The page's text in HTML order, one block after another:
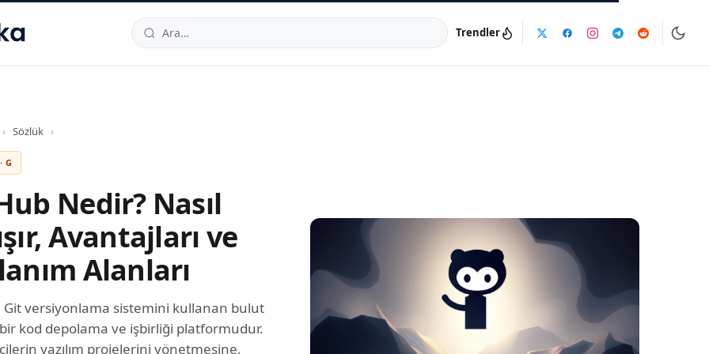
34520TRTelefon:0850 444 30 49E-posta:info@dijinika.net
Trendler
› Sözlük ›
G
Nedir? Nasıl
Avantajları ve
Alanları
Git versiyonlama sistemini kullanan bulut
kod depolama ve işbirliği platformudur.
yazılım projelerini yönetmesine,